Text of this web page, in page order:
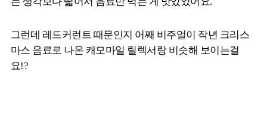
그런데 레드커런트 때문인지 어째 비주얼이 작년 크리스
마스 음료로 나온 캐모마일 릴렉서랑 비슷해 보이는걸
요!?